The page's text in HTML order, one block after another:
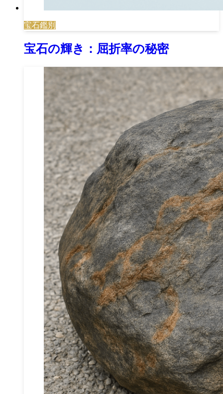
宝石鑑別
宝石の輝き：屈折率の秘密